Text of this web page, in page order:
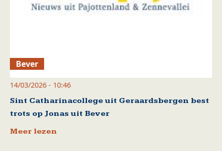
Bever
14/03/2026 - 10:46
Sint Catharinacollege uit Geraardsbergen best
trots op Jonas uit Bever
Meer lezen